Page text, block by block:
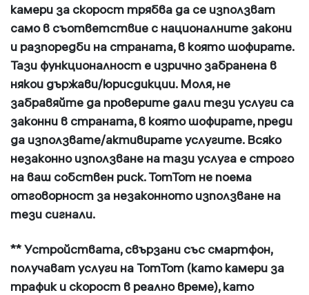
камери за скорост трябва да се използват
само в съответствие с националните закони
и разпоредби на страната, в която шофирате.
Тази функционалност е изрично забранена в
някои държави/юрисдикции. Моля, не
забравяйте да проверите дали тези услуги са
законни в страната, в която шофирате, преди
да използвате/активирате услугите. Всяко
незаконно използване на тази услуга е строго
на ваш собствен риск. TomTom не поема
отговорност за незаконното използване на
тези сигнали.
** Устройствата, свързани със смартфон,
получават услуги на TomTom (като камери за
трафик и скорост в реално време), като